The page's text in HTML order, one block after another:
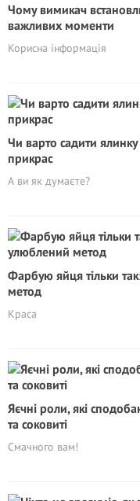
Чому вимикач
важливих моменти
Корисна інформація
Чи варто садити
прикрас
А ви як думаєте?
Фарбую яйця тільки
метод
Краса
Яєчні роли, які
та соковиті
Смачного вам!